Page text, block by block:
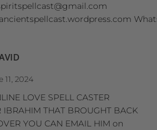
2024
LOVE SPELL CASTER
IBRAHIM THAT BROUGHT BACK
YOU CAN EMAIL HIM on